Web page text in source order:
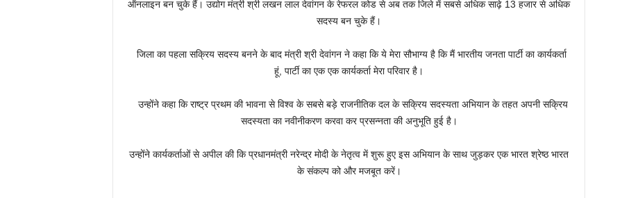
ऑनलाइन बन चुके हैं। उद्योग मंत्री श्री लखन लाल देवांगन के रेफरल कोड से अब तक जिले में सबसे अधिक साढ़े 13 हजार से अधिक
सदस्य बन चुके हैं।
जिला का पहला सक्रिय सदस्य बनने के बाद मंत्री श्री देवांगन ने कहा कि ये मेरा सौभाग्य है कि मैं भारतीय जनता पार्टी का कार्यकर्ता
हूं, पार्टी का एक एक कार्यकर्ता मेरा परिवार है।
उन्होंने कहा कि राष्ट्र प्रथम की भावना से विश्व के सबसे बड़े राजनीतिक दल के सक्रिय सदस्यता अभियान के तहत अपनी सक्रिय
सदस्यता का नवीनीकरण करवा कर प्रसन्नता की अनुभूति हुई है।
उन्होंने कार्यकर्ताओं से अपील की कि प्रधानमंत्री नरेन्द्र मोदी के नेतृत्व में शुरू हुए इस अभियान के साथ जुड़कर एक भारत श्रेष्ठ भारत
के संकल्प को और मजबूत करें।